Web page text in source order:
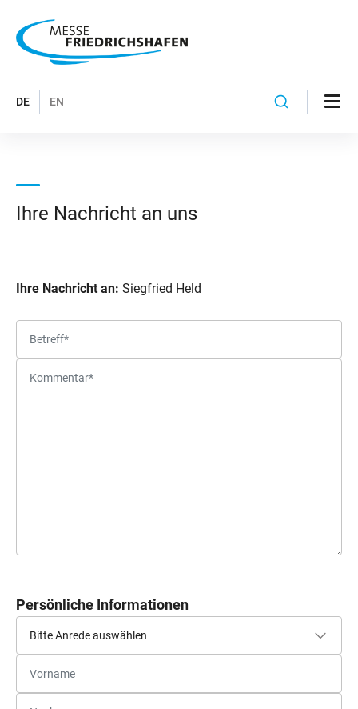
DE EN
Ihre Nachricht an uns
Ihre Nachricht an: Siegfried Held
Persönliche Informationen